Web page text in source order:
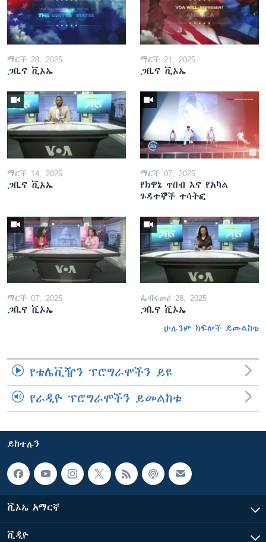
ማርች 28, 2025
ጋቢና ቪኦኤ
ማርች 21, 2025
ጋቢና ቪኦኤ
ማርች 14, 2025
ጋቢና ቪኦኤ
ማርች 07, 2025
የክዋኔ ጥበብ እና የአካል
ጉዳተኞች ተሳትፎ
ማርች 07, 2025
ጋቢና ቪኦኤ
ፌብሩወሪ 28, 2025
ጋቢና ቪኦኤ
ሁሉንም ክፍሎች ይመልከቱ
የቴሌቪዥን ፕሮግራሞችን ይዩ
የራዲዮ ፕሮግራሞችን ይመልከቱ
ይከተሉን
ቪኦኤ አማርኛ
ቪዲዮ